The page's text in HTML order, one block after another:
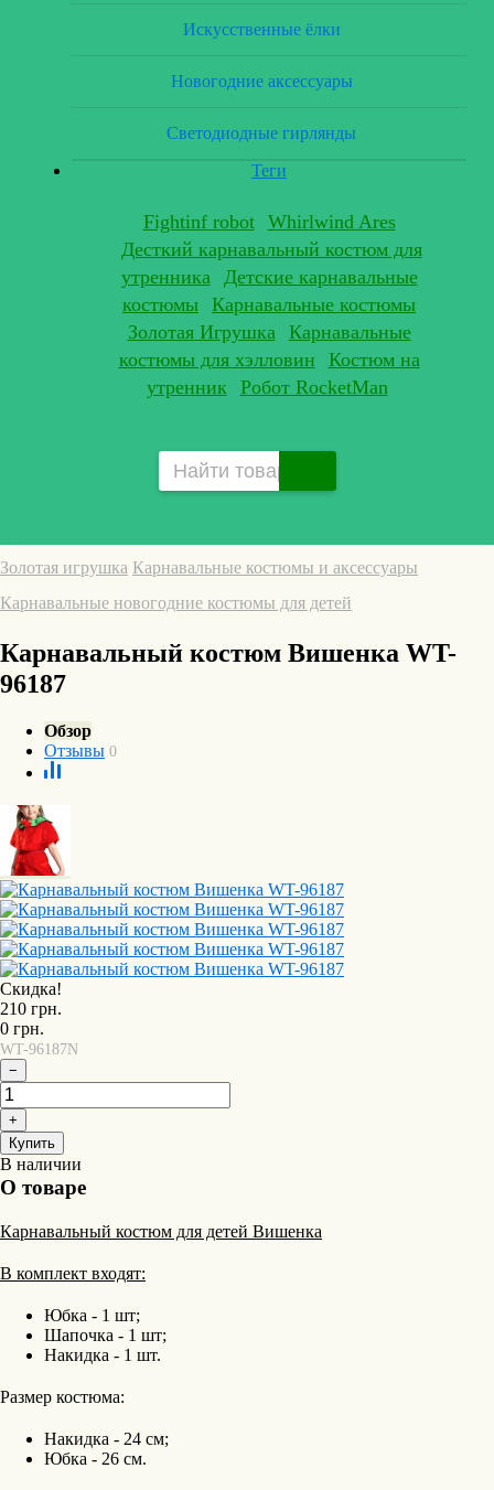
Искусственные ёлки
Новогодние аксессуары
Светодиодные гирлянды
Теги
Fightinf robot
Whirlwind Ares
Десткий карнавальный костюм для
утренника
Детские карнавальные
костюмы Карнавальные костюмы
Золотая Игрушка
Карнавальные
костюмы для хэлловин
Костюм на
утренник
Робот RocketMan
Золотая игрушка Карнавальные костюмы и аксессуары
Карнавальные новогодние костюмы для детей
Карнавальный костюм Вишенка WT-
96187
Обзор
Отзывы 0
Скидка!
210 грн.
0 грн.
WT-96187N
−
+
Купить
В наличии
О товаре
Карнавальный костюм для детей Вишенка
В комплект входят:
Юбка - 1 шт;
Шапочка - 1 шт;
Накидка - 1 шт.
Размер костюма:
Накидка - 24 см;
Юбка - 26 см.